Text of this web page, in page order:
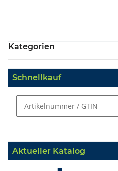
Kategorien
Schnellkauf
Aktueller Katalog